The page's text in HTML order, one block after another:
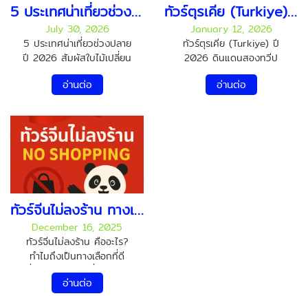
5 ประเทศน่าเที่ยวช่วงปลายปี 2026 สัมผัสใบไม้เปลี่ยนสี หิมะแรก และเทศกาลสุดประทับใจ
July 30, 2026
5 ประเทศน่าเที่ยวช่วงปลาย
ปี 2026 สัมผัสใบไม้เปลี่ยน
สี หิมะแรก และเทศกาลสุด
ประทับใจ ปลายปีเป็นช่วง
เป็นฤดูกาลแห่งการพักผ่อน
และการเดินทาง หลังจาก
ทำงานหนักมาตลอดทั้งปี
การได้ออกไปเปิดโลก สัมผัส
อากาศเย็น วิวธรรมชาติสวย
ๆ และบรรยากาศแห่งการ
เฉลิมฉลอง ถือเป็นรางวัลที่ดี
ที่สุดให้กับตัวเอง หากคุณ
กำลังวางแผนเที่ยวต่าง
ประเทศในช่วง ปลายปี
2026 แต่ยังไม่รู้ว่าจะเลือก
ประเทศไหนดี เราขอแนะนำ
5 จุดหมายปลายทางยอดฮิต
อ่านต่อ
ทัวร์ตุรเคีย (Turkiye) ดินแดนสองทวีป เสน่ห์ครบ วัฒนธรรม อารยธรรม และ ธรรมชาติระดับโลก
January 12, 2026
ทัวร์ตุรเคีย (Turkiye) ปี
2026 ดินแดนสองทวีป
เสน่ห์ครบ วัฒนธรรม
อารยธรรม และธรรมชาติ
อ่านต่อ
ทัวร์จีนไม่ลงร้าน ทางเลือกของคนเที่ยวจีนคุณภาพ
December 16, 2025
ทัวร์จีนไม่ลงร้าน คืออะไร?
ทำไมถึงเป็นทางเลือกที่ดี
ที่สุดสำหรับการเที่ยวจีนยุค
ใหม่ ทัวร์จีนไม่ลงร้าน (No
อ่านต่อ